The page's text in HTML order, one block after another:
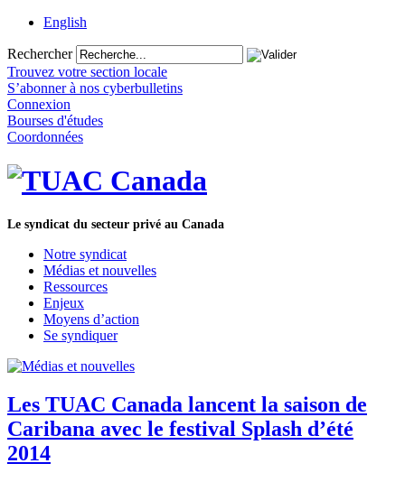
English
Rechercher
Trouvez votre section locale
S’abonner à nos cyberbulletins
Connexion
Bourses d'études
Coordonnées
Le syndicat du secteur privé au Canada
Notre syndicat
Médias et nouvelles
Ressources
Enjeux
Moyens d’action
Se syndiquer
Les TUAC Canada lancent la saison de
Caribana avec le festival Splash d’été
2014